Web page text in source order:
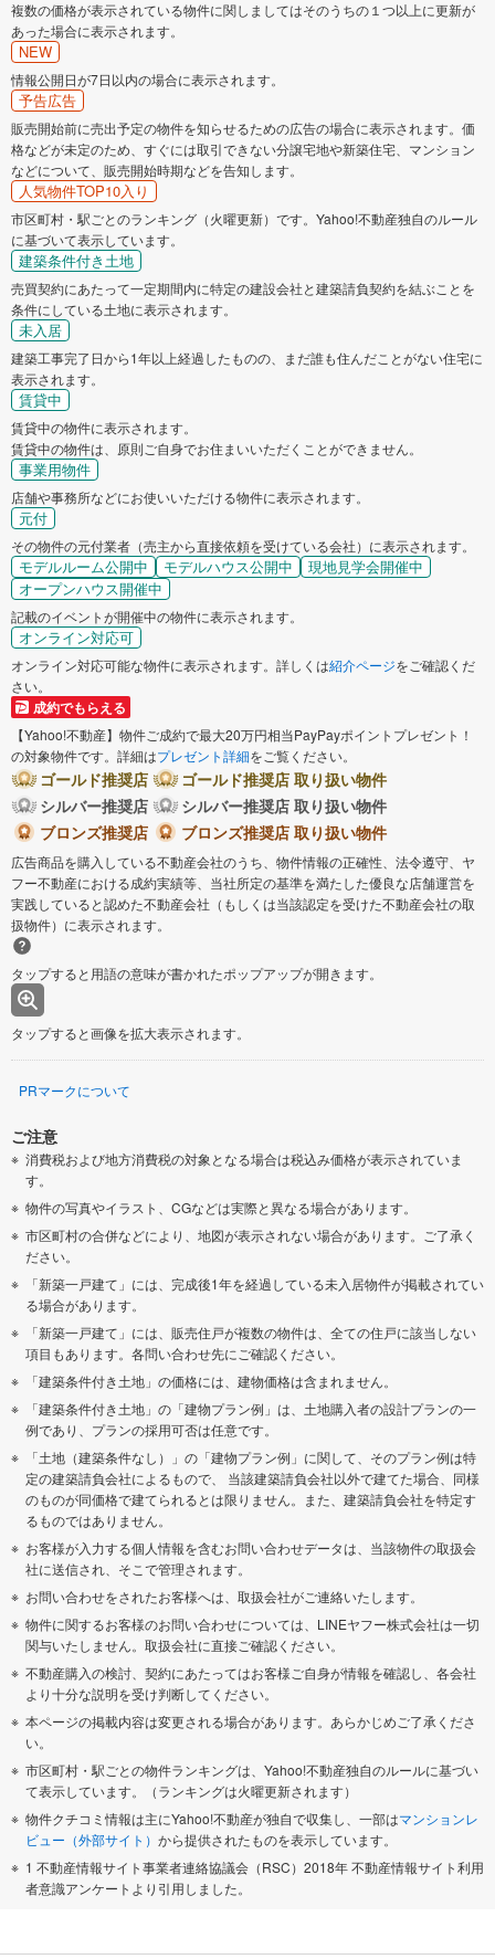
複数の価格が表示されている物件に関しましてはそのうちの１つ以上に更新が
あった場合に表示されます。
NEW
情報公開日が7日以内の場合に表示されます。
予告広告
販売開始前に売出予定の物件を知らせるための広告の場合に表示されます。価
格などが未定のため、すぐには取引できない分譲宅地や新築住宅、マンション
などについて、販売開始時期などを告知します。
人気物件TOP10入り
市区町村・駅ごとのランキング（火曜更新）です。Yahoo!不動産独自のルール
に基づいて表示しています。
建築条件付き土地
売買契約にあたって一定期間内に特定の建設会社と建築請負契約を結ぶことを
条件にしている土地に表示されます。
未入居
建築工事完了日から1年以上経過したものの、まだ誰も住んだことがない住宅に
表示されます。
賃貸中
賃貸中の物件に表示されます。
賃貸中の物件は、原則ご自身でお住まいいただくことができません。
事業用物件
店舗や事務所などにお使いいただける物件に表示されます。
元付
その物件の元付業者（売主から直接依頼を受けている会社）に表示されます。
モデルルーム公開中 モデルハウス公開中
現地見学会開催中
オープンハウス開催中
記載のイベントが開催中の物件に表示されます。
オンライン対応可
オンライン対応可能な物件に表示されます。詳しくは紹介ページをご確認くだ
さい。
成約でもらえる
【Yahoo!不動産】物件ご成約で最大20万円相当PayPayポイントプレゼント！
の対象物件です。詳細はプレゼント詳細をご覧ください。
ゴールド推奨店
ゴールド推奨店 取り扱い物件
シルバー推奨店
シルバー推奨店 取り扱い物件
ブロンズ推奨店
ブロンズ推奨店 取り扱い物件
広告商品を購入している不動産会社のうち、物件情報の正確性、法令遵守、ヤ
フー不動産における成約実績等、当社所定の基準を満たした優良な店舗運営を
実践していると認めた不動産会社（もしくは当該認定を受けた不動産会社の取
扱物件）に表示されます。
タップすると用語の意味が書かれたポップアップが開きます。
タップすると画像を拡大表示されます。
PRマークについて
ご注意
消費税および地方消費税の対象となる場合は税込み価格が表示されていま
す。
物件の写真やイラスト、CGなどは実際と異なる場合があります。
市区町村の合併などにより、地図が表示されない場合があります。ご了承く
ださい。
「新築一戸建て」には、完成後1年を経過している未入居物件が掲載されてい
る場合があります。
「新築一戸建て」には、販売住戸が複数の物件は、全ての住戸に該当しない
項目もあります。各問い合わせ先にご確認ください。
「建築条件付き土地」の価格には、建物価格は含まれません。
「建築条件付き土地」の「建物プラン例」は、土地購入者の設計プランの一
例であり、プランの採用可否は任意です。
「土地（建築条件なし）」の「建物プラン例」に関して、そのプラン例は特
定の建築請負会社によるもので、 当該建築請負会社以外で建てた場合、同様
のものが同価格で建てられるとは限りません。また、建築請負会社を特定す
るものではありません。
お客様が入力する個人情報を含むお問い合わせデータは、当該物件の取扱会
社に送信され、そこで管理されます。
お問い合わせをされたお客様へは、取扱会社がご連絡いたします。
物件に関するお客様のお問い合わせについては、LINEヤフー株式会社は一切
関与いたしません。取扱会社に直接ご確認ください。
不動産購入の検討、契約にあたってはお客様ご自身が情報を確認し、各会社
より十分な説明を受け判断してください。
本ページの掲載内容は変更される場合があります。あらかじめご了承くださ
い。
市区町村・駅ごとの物件ランキングは、Yahoo!不動産独自のルールに基づい
て表示しています。（ランキングは火曜更新されます）
物件クチコミ情報は主にYahoo!不動産が独自で収集し、一部はマンションレ
ビュー（外部サイト） から提供されたものを表示しています。
1 不動産情報サイト事業者連絡協議会（RSC）2018年 不動産情報サイト利用
者意識アンケートより引用しました。